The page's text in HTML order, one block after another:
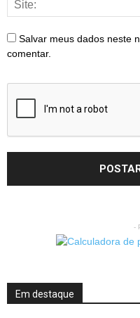
Salvar meus dados neste
comentar.
-
Em destaque